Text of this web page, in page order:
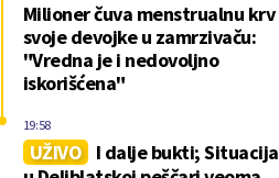
Milioner čuva menstrualnu krv
svoje devojke u zamrzivaču:
"Vredna je i nedovoljno
iskorišćena"
UŽIVO
I dalje bukti; Situacija
19:58